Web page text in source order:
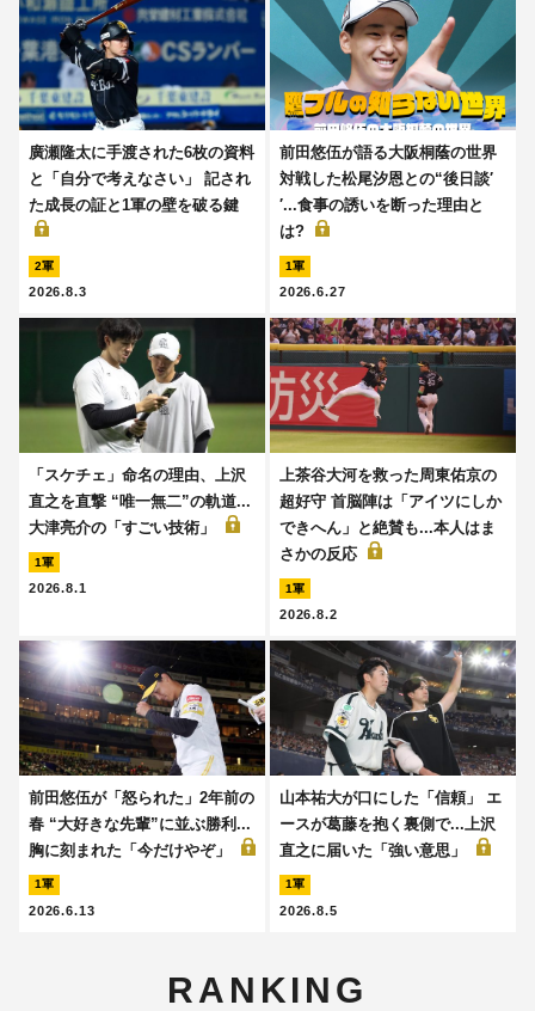
廣瀬隆太に手渡された6枚の資料
と「自分で考えなさい」 記され
た成長の証と1軍の壁を破る鍵
2軍
2026.8.3
前田悠伍が語る大阪桐蔭の世界
対戦した松尾汐恩との“後日談′
′...食事の誘いを断った理由と
は?
1軍
2026.6.27
「スケチェ」命名の理由、上沢
直之を直撃 “唯一無二”の軌道...
大津亮介の「すごい技術」
1軍
2026.8.1
上茶谷大河を救った周東佑京の
超好守 首脳陣は「アイツにしか
できへん」と絶賛も...本人はま
さかの反応
1軍
2026.8.2
前田悠伍が「怒られた」2年前の
春 “大好きな先輩”に並ぶ勝利...
胸に刻まれた「今だけやぞ」
1軍
2026.6.13
山本祐大が口にした「信頼」 エ
ースが葛藤を抱く裏側で...上沢
直之に届いた「強い意思」
1軍
2026.8.5
RANKING